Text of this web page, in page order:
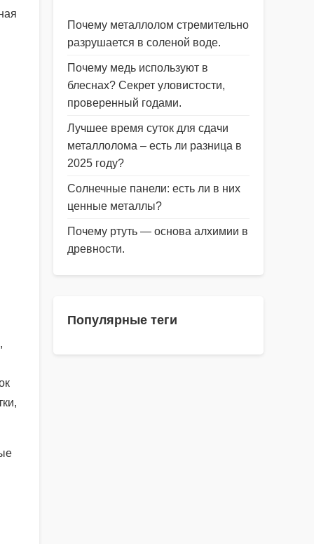
Почему металлолом стремительно
разрушается в соленой воде.
Почему медь используют в
блеснах? Секрет уловистости,
проверенный годами.
Лучшее время суток для сдачи
металлолома – есть ли разница в
2025 году?
Солнечные панели: есть ли в них
ценные металлы?
Почему ртуть — основа алхимии в
древности.
Популярные теги